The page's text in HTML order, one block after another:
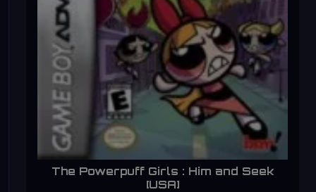
The Powerpuff Girls : Him and Seek
[USA]